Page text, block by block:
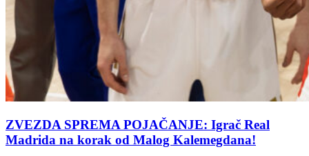
ZVEZDA SPREMA POJAČANJE: Igrač Real
Madrida na korak od Malog Kalemegdana!